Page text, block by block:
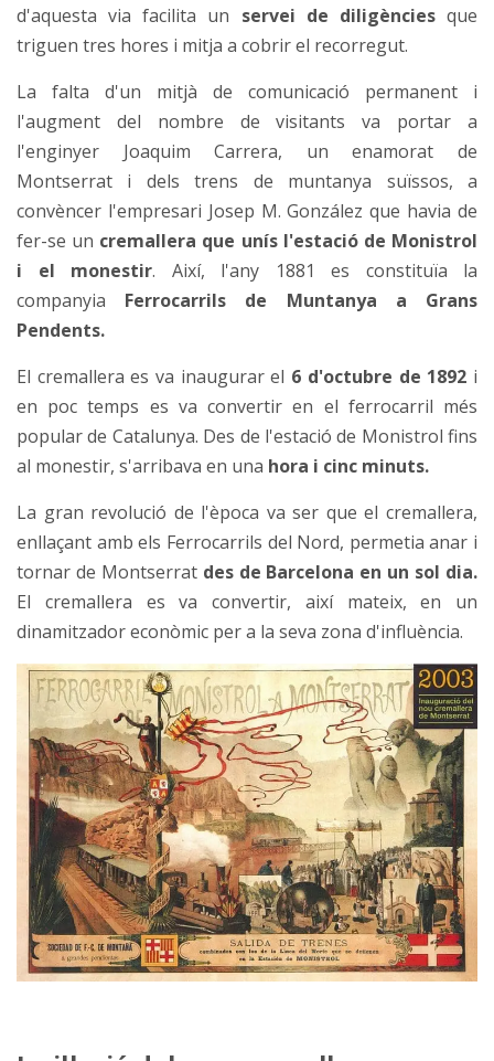
d'aquesta via facilita un servei de diligènciesque
triguen tres hores i mitja a cobrir el recorregut.
La falta d'un mitjà de comunicació permanent i
l'augment del nombre de visitants va portar a
l'enginyer Joaquim Carrera, un enamorat de
Montserrat i dels trens de muntanya suïssos, a
convèncer l'empresari Josep M. González que havia de
fer-se un cremallera que unís l'estació de Monistrol
i el monestir. Així, l'any 1881 es constituïa la
companyia Ferrocarrils de Muntanya a Grans
Pendents.
El cremallera es va inaugurar el 6 d'octubre de 1892 i
en poc temps es va convertir en el ferrocarril més
popular de Catalunya. Des de l'estació de Monistrol fins
al monestir, s'arribava en una hora i cinc minuts.
La gran revolució de l'època va ser que el cremallera,
enllaçant amb els Ferrocarrils del Nord, permetia anar i
tornar de Montserrat des de Barcelona en un sol dia.
El cremallera es va convertir, així mateix, en un
dinamitzador econòmic per a la seva zona d'influència.